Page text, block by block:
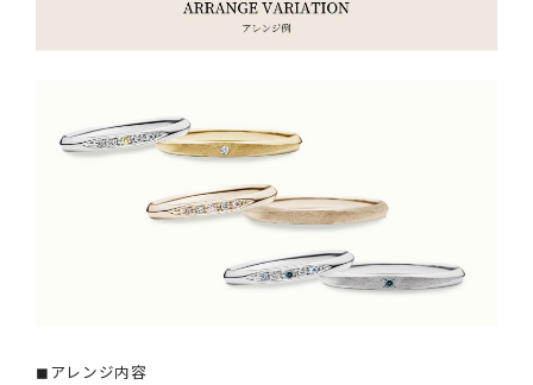
◼︎アレンジ内容